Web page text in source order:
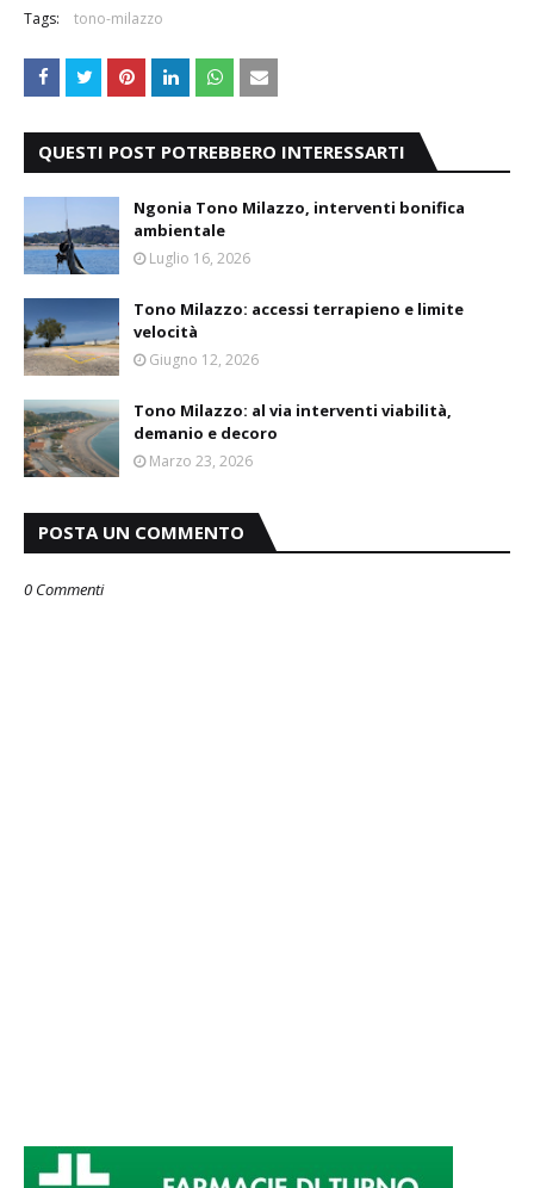
Tags: tono-milazzo
QUESTI POST POTREBBERO INTERESSARTI
Ngonia Tono Milazzo, interventi bonifica
ambientale
Luglio 16, 2026
Tono Milazzo: accessi terrapieno e limite
velocità
Giugno 12, 2026
Tono Milazzo: al via interventi viabilità,
demanio e decoro
Marzo 23, 2026
POSTA UN COMMENTO
0 Commenti